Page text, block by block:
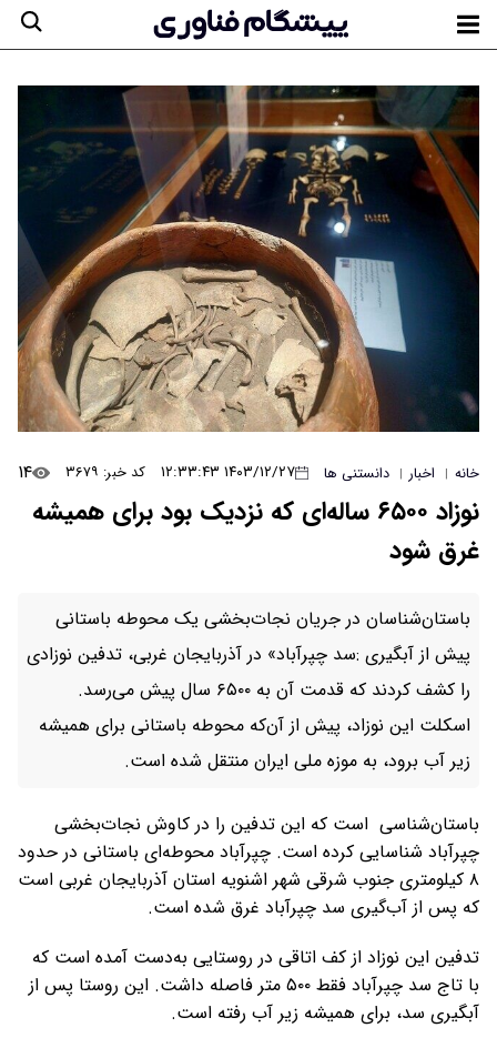
خانه | اخبار | دانستنی ها ۱۴۰۳/۱۲/۲۷ ۱۲:۳۳:۴۳ کد خبر: ۳۶۷۹ ۱۴
نوزاد ۶۵۰۰ ساله‌ای که نزدیک بود برای همیشه
غرق شود
باستان‌شناسان در جریان نجات‌بخشی یک محوطه باستانی
پیش از آبگیری :سد چپرآباد» در آذربایجان غربی، تدفین نوزادی
را کشف کردند که قدمت آن به ۶۵۰۰ سال پیش می‌رسد.
اسکلت این نوزاد، پیش از آن‌که محوطه باستانی برای همیشه
زیر آب برود، به موزه ملی ایران منتقل شده است.
باستان‌شناسی است که این تدفین را در کاوش نجات‌بخشی
چپرآباد شناسایی کرده است. چپرآباد محوطه‌ای باستانی در حدود
۸ کیلومتری جنوب شرقی شهر اشنویه استان آذربایجان غربی است
که پس از آب‌گیری سد چپرآباد غرق شده است.
تدفین این نوزاد از کف اتاقی در روستایی به‌دست آمده است که
با تاج سد چپرآباد فقط ۵۰۰ متر فاصله داشت. این روستا پس از
آبگیری سد، برای همیشه زیر آب رفته است.